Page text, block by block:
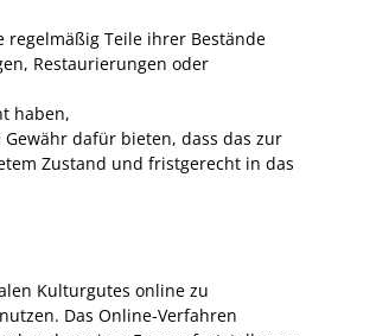
Teile ihrer Bestände
Restaurierungen oder
haben,
dafür bieten, dass das zur
Zustand und fristgerecht in das
Kulturgutes online zu
Das Online-Verfahren